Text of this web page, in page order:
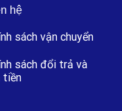
hệ
sách vận chuyển
sách đổi trả và
tiền